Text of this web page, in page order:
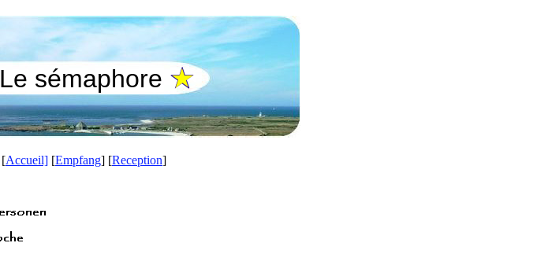
[Accueil] [Empfang] [Reception]
Le sémaphore